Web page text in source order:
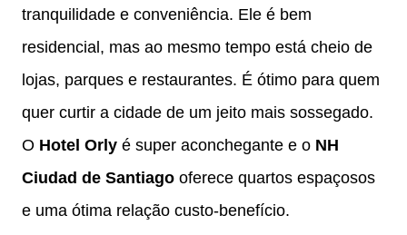
tranquilidade e conveniência. Ele é bem
residencial, mas ao mesmo tempo está cheio de
lojas, parques e restaurantes. É ótimo para quem
quer curtir a cidade de um jeito mais sossegado.
O Hotel Orly é super aconchegante e o NH
Ciudad de Santiago oferece quartos espaçosos
e uma ótima relação custo-benefício.